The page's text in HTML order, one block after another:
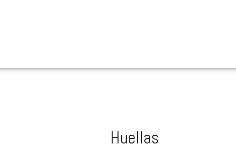
Huellas